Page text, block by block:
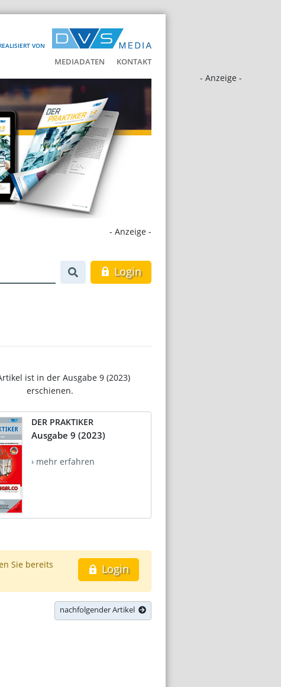
VON
MEDIADATEN KONTAKT
- Anzeige -
- Anzeige -
Login
ist in der Ausgabe 9 (2023)
erschienen.
DER PRAKTIKER
Ausgabe 9 (2023)
› mehr erfahren
Login
Sie bereits
nachfolgender Artikel